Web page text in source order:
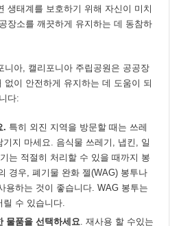
생태계를 보호하기 위해 자신이 미치
장소를 깨끗하게 유지하는 데 동참하
니아, 캘리포니아 주립공원은 공공장
없이 안전하게 유지하는 데 도움이 되
다:
. 특히 외진 지역을 방문할 때는 쓰레
지 마세요. 음식물 쓰레기, 냅킨, 일
는 적절히 처리할 수 있을 때까지 봉
경우, 폐기물 완화 젤(WAG) 봉투나
용하는 것이 좋습니다. WAG 봉투는
릴 수 있습니다.
물품을 선택하세요. 재사용 할 수있는